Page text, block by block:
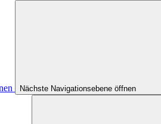
Nächste Navigationsebene öffnen